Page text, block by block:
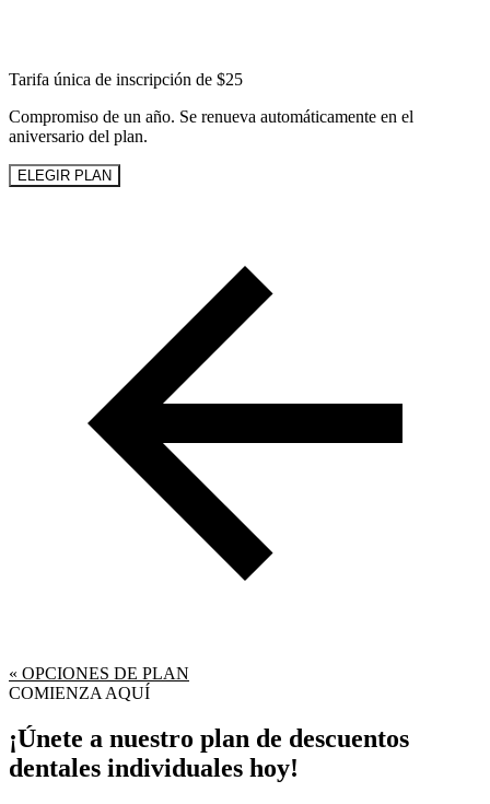
Tarifa única de inscripción de $25
Compromiso de un año. Se renueva automáticamente en el
aniversario del plan.
ELEGIR PLAN
« OPCIONES DE PLAN
COMIENZA AQUÍ
¡Únete a nuestro plan de descuentos
dentales individuales hoy!